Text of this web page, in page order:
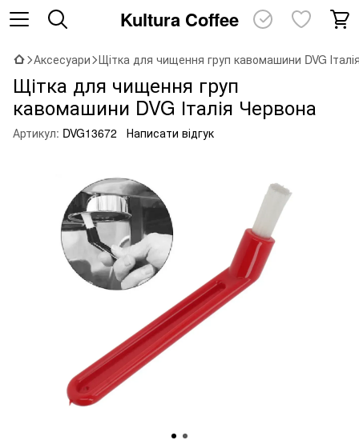
Kultura Coffee
Аксесуари Щітка для чищення груп кавомашини DVG
Щітка для чищення груп
кавомашини DVG Італія Червона
Артикул: DVG13672 Написати відгук